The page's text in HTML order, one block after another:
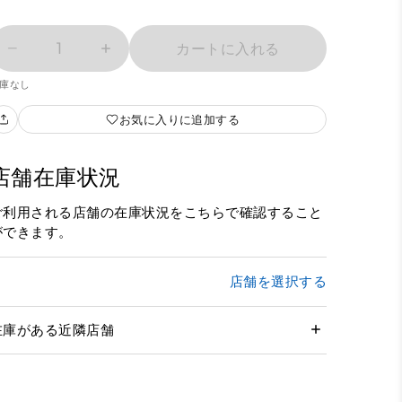
1 カートに入れる
なし
お気に入りに追加する
舗在庫状況
利用される店舗の在庫状況をこちらで確認すること
きます。
店舗を選択する
庫がある近隣店舗